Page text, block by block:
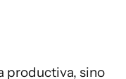
productiva, sino